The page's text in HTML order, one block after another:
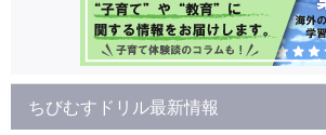
ちびむすドリル最新情報